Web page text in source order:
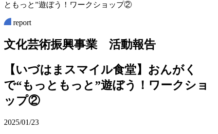
ともっと”遊ぼう！ワークショップ②
report
文化芸術振興事業 活動報告
【いづはまスマイル食堂】おんがく
で“もっともっと”遊ぼう！ワークショ
ップ②
2025/01/23